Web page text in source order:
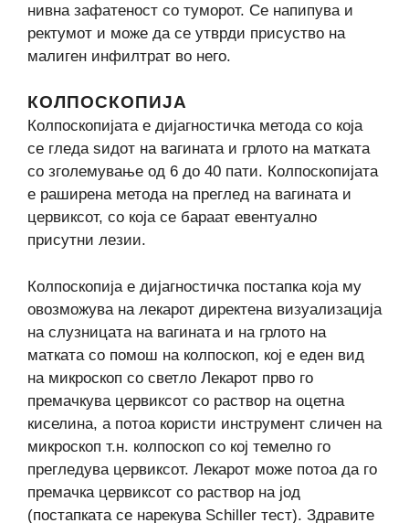
нивна зафатеност со туморот. Се напипува и
ректумот и може да се утврди присуство на
малиген инфилтрат во него.
КОЛПОСКОПИЈА
Колпоскопијата е дијагностичка метода со која
се гледа sидот на вагината и грлото на матката
со зголемување од 6 до 40 пати. Колпоскопијата
е раширена метода на преглед на вагината и
цервиксот, со која се бараат евентуално
присутни лезии.
Колпоскопија е дијагностичка постапка која му
овозможува на лекарот директена визуализација
на слузницата на вагината и на грлото на
матката со помош на колпоскоп, кој е еден вид
на микроскоп со светло Лекарот прво го
премачкува цервиксот со раствор на оцетна
киселина, а потоа користи инструмент сличен на
микроскоп т.н. колпоскоп со кој темелно го
прегледува цервиксот. Лекарот може потоа да го
премачка цервиксот со раствор на јод
(постапката се нарекува Schiller тест). Здравите